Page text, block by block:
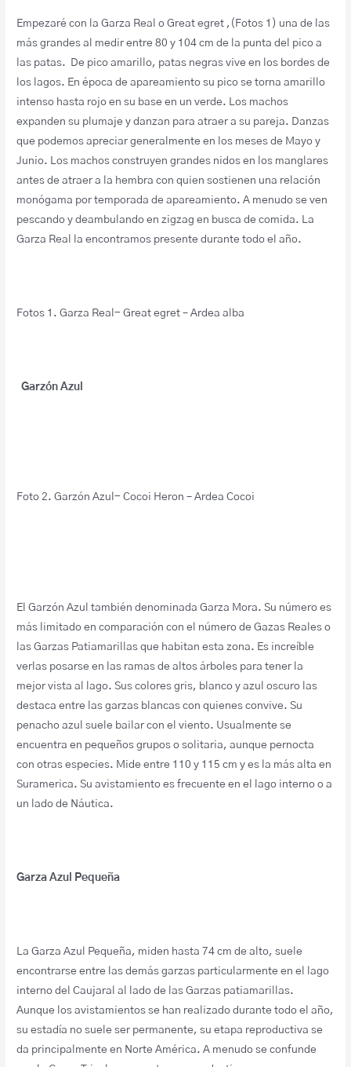
Empezaré con la Garza Real o Great egret ,(Fotos 1) una de las
más grandes al medir entre 80 y 104 cm de la punta del pico a
las patas. De pico amarillo, patas negras vive en los bordes de
los lagos. En época de apareamiento su pico se torna amarillo
intenso hasta rojo en su base en un verde. Los machos
expanden su plumaje y danzan para atraer a su pareja. Danzas
que podemos apreciar generalmente en los meses de Mayo y
Junio. Los machos construyen grandes nidos en los manglares
antes de atraer a la hembra con quien sostienen una relación
monógama por temporada de apareamiento. A menudo se ven
pescando y deambulando en zigzag en busca de comida. La
Garza Real la encontramos presente durante todo el año.
Fotos 1. Garza Real- Great egret – Ardea alba
Garzón Azul
Foto 2. Garzón Azul- Cocoi Heron – Ardea Cocoi
El Garzón Azul también denominada Garza Mora. Su número es
más limitado en comparación con el número de Gazas Reales o
las Garzas Patiamarillas que habitan esta zona. Es increíble
verlas posarse en las ramas de altos árboles para tener la
mejor vista al lago. Sus colores gris, blanco y azul oscuro las
destaca entre las garzas blancas con quienes convive. Su
penacho azul suele bailar con el viento. Usualmente se
encuentra en pequeños grupos o solitaria, aunque pernocta
con otras especies. Mide entre 110 y 115 cm y es la más alta en
Suramerica. Su avistamiento es frecuente en el lago interno o a
un lado de Náutica.
Garza Azul Pequeña
La Garza Azul Pequeña, miden hasta 74 cm de alto, suele
encontrarse entre las demás garzas particularmente en el lago
interno del Caujaral al lado de las Garzas patiamarillas.
Aunque los avistamientos se han realizado durante todo el año,
su estadía no suele ser permanente, su etapa reproductiva se
da principalmente en Norte América. A menudo se confunde